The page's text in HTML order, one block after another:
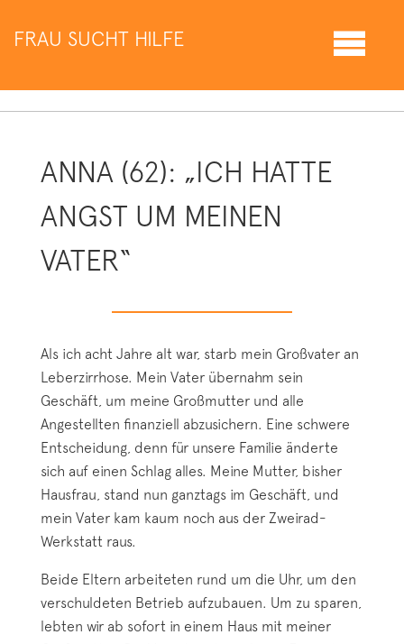
FRAU SUCHT HILFE
ANNA (62): „ICH HATTE
ANGST UM MEINEN
VATER“
Als ich acht Jahre alt war, starb mein Großvater an
Leberzirrhose. Mein Vater übernahm sein
Geschäft, um meine Großmutter und alle
Angestellten finanziell abzusichern. Eine schwere
Entscheidung, denn für unsere Familie änderte
sich auf einen Schlag alles. Meine Mutter, bisher
Hausfrau, stand nun ganztags im Geschäft, und
mein Vater kam kaum noch aus der Zweirad-
Werkstatt raus.
Beide Eltern arbeiteten rund um die Uhr, um den
verschuldeten Betrieb aufzubauen. Um zu sparen,
lebten wir ab sofort in einem Haus mit meiner